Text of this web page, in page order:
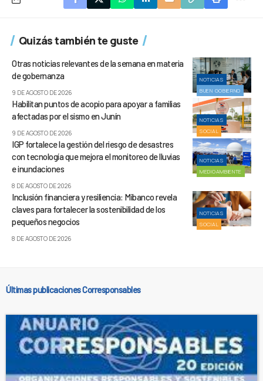
Quizás también te guste
NOTICIAS
BUEN GOBIERNO
Otras noticias relevantes de la semana en materia
de gobernanza
9 DE AGOSTO DE 2026
NOTICIAS
SOCIAL
Habilitan puntos de acopio para apoyar a familias
afectadas por el sismo en Junín
9 DE AGOSTO DE 2026
NOTICIAS
MEDIOAMBIENTE
IGP fortalece la gestión del riesgo de desastres
con tecnología que mejora el monitoreo de lluvias
e inundaciones
8 DE AGOSTO DE 2026
NOTICIAS
SOCIAL
Inclusión financiera y resiliencia: Mibanco revela
claves para fortalecer la sostenibilidad de los
pequeños negocios
8 DE AGOSTO DE 2026
Últimas publicaciones Corresponsables